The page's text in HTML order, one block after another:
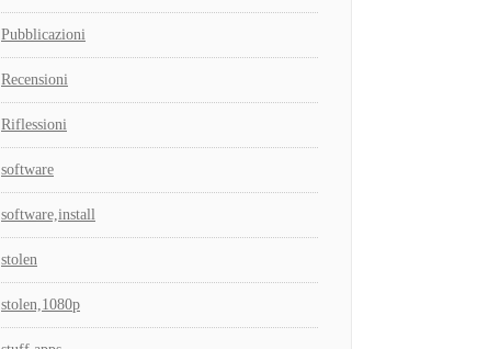
Pubblicazioni
Recensioni
Riflessioni
software
software,install
stolen
stolen,1080p